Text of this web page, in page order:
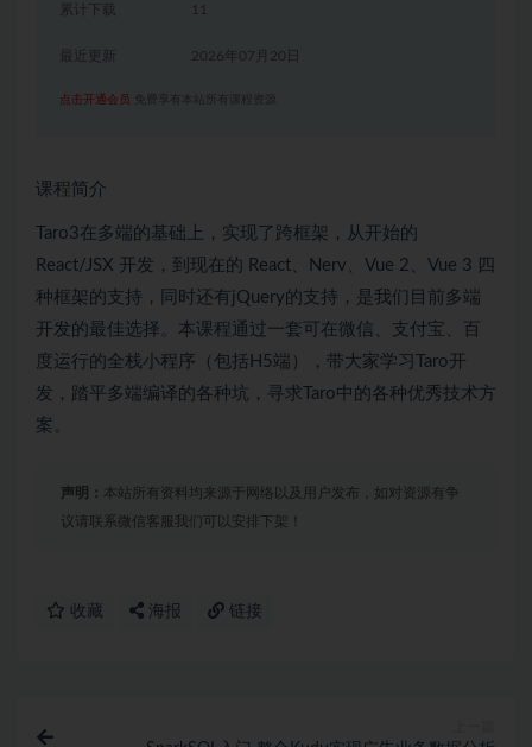
累计下载 11
2026年07月20日
点击开通会员 免费享有本站所有课程资源
课程简介
Taro3在多端的基础上，实现了跨框架，从开始的
React/JSX 开发，到现在的 React、Nerv、Vue 2、Vue 3 四
种框架的支持，同时还有jQuery的支持，是我们目前多端
开发的最佳选择。本课程通过一套可在微信、支付宝、百
度运行的全栈小程序（包括H5端），带大家学习Taro开
发，踏平多端编译的各种坑，寻求Taro中的各种优秀技术方
案。
声明： 本站所有资料均来源于网络以及用户发布，如对资源有争
议请联系微信客服我们可以安排下架！
收藏 海报 链接